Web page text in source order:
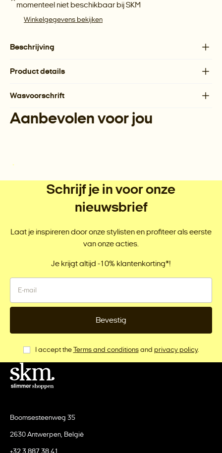
momenteel niet beschikbaar bijSKM
Winkelgegevens bekijken
Beschrijving
Product details
Wasvoorschrift
Aanbevolen voor jou
Schrijf je in voor onze
nieuwsbrief
Laat je inspireren door onze stylisten en profiteer als eerste
van onze acties.
Je krijgt altijd -10% klantenkorting*!
Bevestig
I accept the Terms and conditionsand privacy policy.
Boomsesteenweg 35
2630 Antwerpen, België
+32 3 887 38 41